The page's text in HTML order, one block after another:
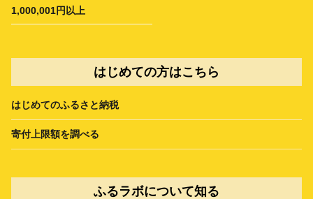
1,000,001円以上
はじめての方はこちら
はじめてのふるさと納税
寄付上限額を調べる
ふるラボについて知る